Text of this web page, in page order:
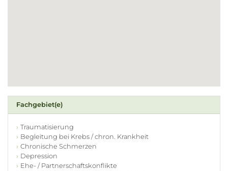
Fachgebiet(e)
Traumatisierung
Begleitung bei Krebs / chron. Krankheit
Chronische Schmerzen
Depression
Ehe- / Partnerschaftskonflikte